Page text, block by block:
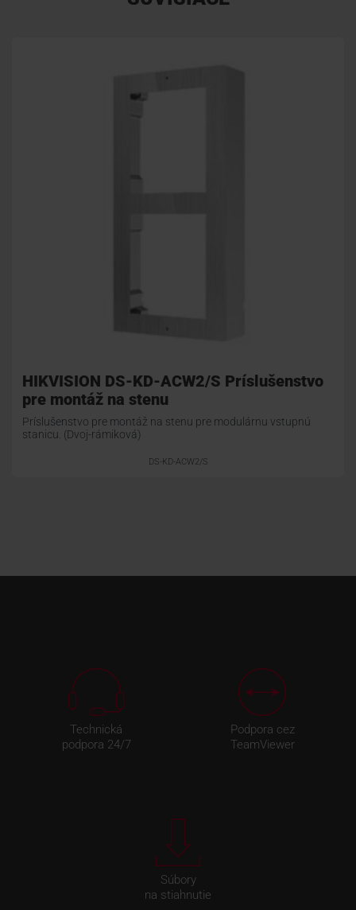
HIKVISION DS-KD-ACW2/S Príslušenstvo
pre montáž na stenu
Príslušenstvo pre montáž na stenu pre modulárnu vstupnú
stanicu. (Dvoj-rámiková)
DS-KD-ACW2/S
Technická
podpora 24/7
Podpora cez
TeamViewer
Súbory
na stiahnutie